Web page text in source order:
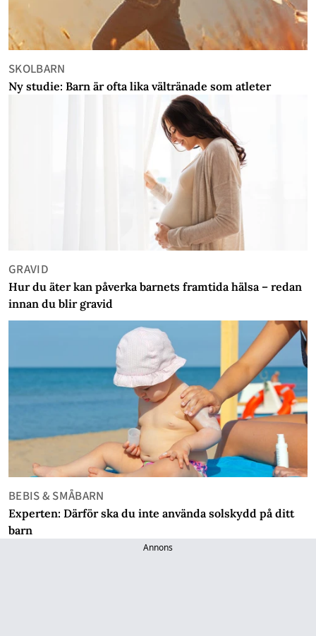
SKOLBARN
Ny studie: Barn är ofta lika vältränade som atleter
GRAVID
Hur du äter kan påverka barnets framtida hälsa – redan
innan du blir gravid
BEBIS & SMÅBARN
Experten: Därför ska du inte använda solskydd på ditt
barn
Annons